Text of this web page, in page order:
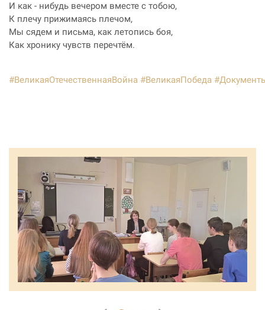
И как - нибудь вечером вместе с тобою,
К плечу прижимаясь плечом,
Мы сядем и письма, как летопись боя,
Как хронику чувств перечтём.
#ВеликаяОтечественнаяВойна #ВеликаяПобеда